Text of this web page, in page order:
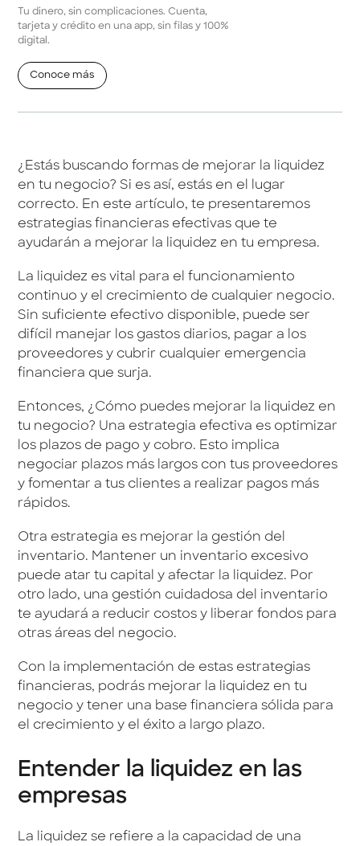
Tu dinero, sin complicaciones. Cuenta,
tarjeta y crédito en una app, sin filas y 100%
digital.
Conoce más
¿Estás buscando formas de mejorar la liquidez
en tu negocio? Si es así, estás en el lugar
correcto. En este artículo, te presentaremos
estrategias financieras efectivas que te
ayudarán a mejorar la liquidez en tu empresa.
La liquidez es vital para el funcionamiento
continuo y el crecimiento de cualquier negocio.
Sin suficiente efectivo disponible, puede ser
difícil manejar los gastos diarios, pagar a los
proveedores y cubrir cualquier emergencia
financiera que surja.
Entonces, ¿Cómo puedes mejorar la liquidez en
tu negocio? Una estrategia efectiva es optimizar
los plazos de pago y cobro. Esto implica
negociar plazos más largos con tus proveedores
y fomentar a tus clientes a realizar pagos más
rápidos.
Otra estrategia es mejorar la gestión del
inventario. Mantener un inventario excesivo
puede atar tu capital y afectar la liquidez. Por
otro lado, una gestión cuidadosa del inventario
te ayudará a reducir costos y liberar fondos para
otras áreas del negocio.
Con la implementación de estas estrategias
financieras, podrás mejorar la liquidez en tu
negocio y tener una base financiera sólida para
el crecimiento y el éxito a largo plazo.
Entender la liquidez en las
empresas
La liquidez se refiere a la capacidad de una